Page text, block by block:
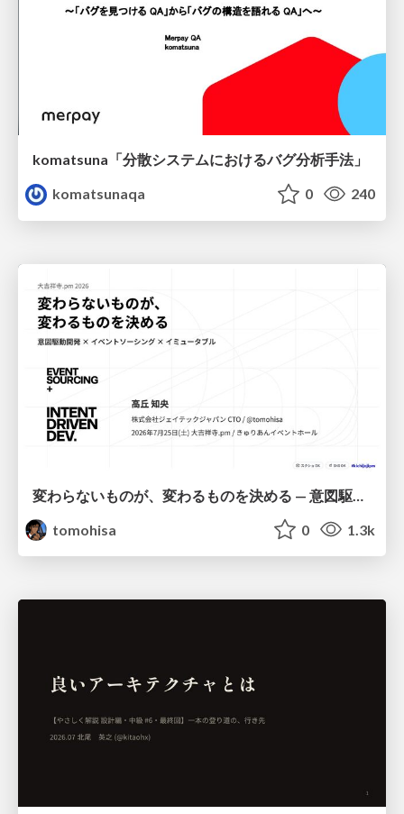
komatsuna「分散システムにおけるバグ分析手法」
komatsunaqa
0 240
tomohisa
0 1.3k